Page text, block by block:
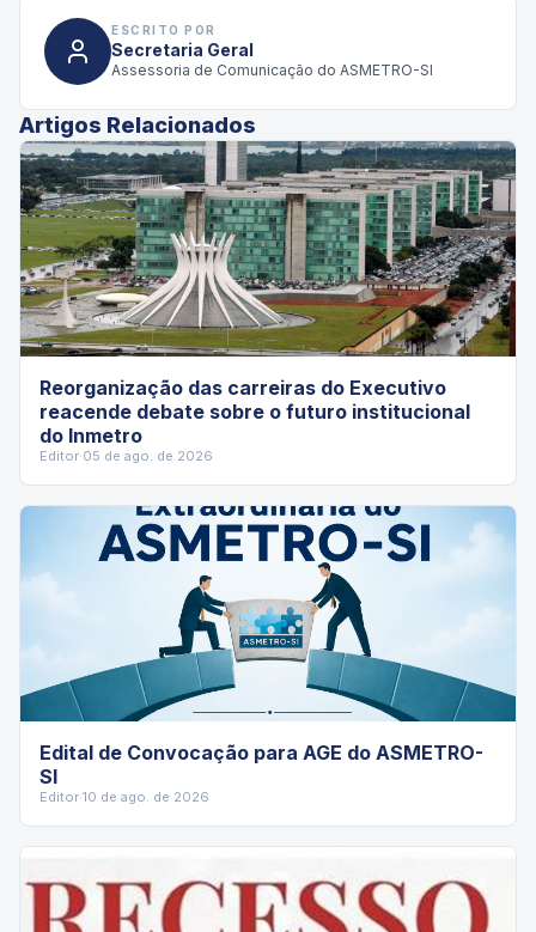
ESCRITO POR
Secretaria Geral
Assessoria de Comunicação do ASMETRO-SI
Artigos Relacionados
Reorganização das carreiras do Executivo
reacende debate sobre o futuro institucional
do Inmetro
Editor·05 de ago. de 2026
Edital de Convocação para AGE do ASMETRO-
SI
Editor·10 de ago. de 2026